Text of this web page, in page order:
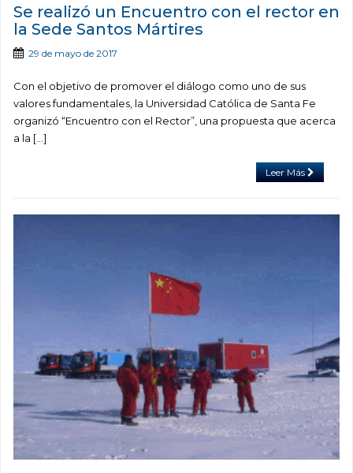
Se realizó un Encuentro con el rector en
la Sede Santos Mártires
29 de mayo de 2017
Con el objetivo de promover el diálogo como uno de sus
valores fundamentales, la Universidad Católica de Santa Fe
organizó “Encuentro con el Rector”, una propuesta que acerca
a la […]
Leer Más